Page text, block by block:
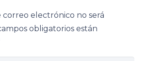
correo electrónico no será
obligatorios están